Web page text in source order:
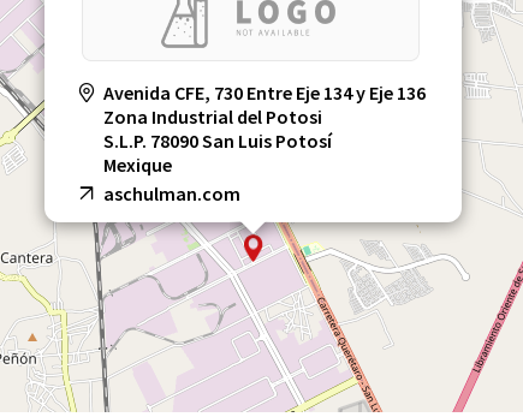
Avenida CFE, 730 Entre Eje 134 y Eje 136
Zona Industrial del Potosi
S.L.P. 78090 San Luis Potosí
Mexique
aschulman.com